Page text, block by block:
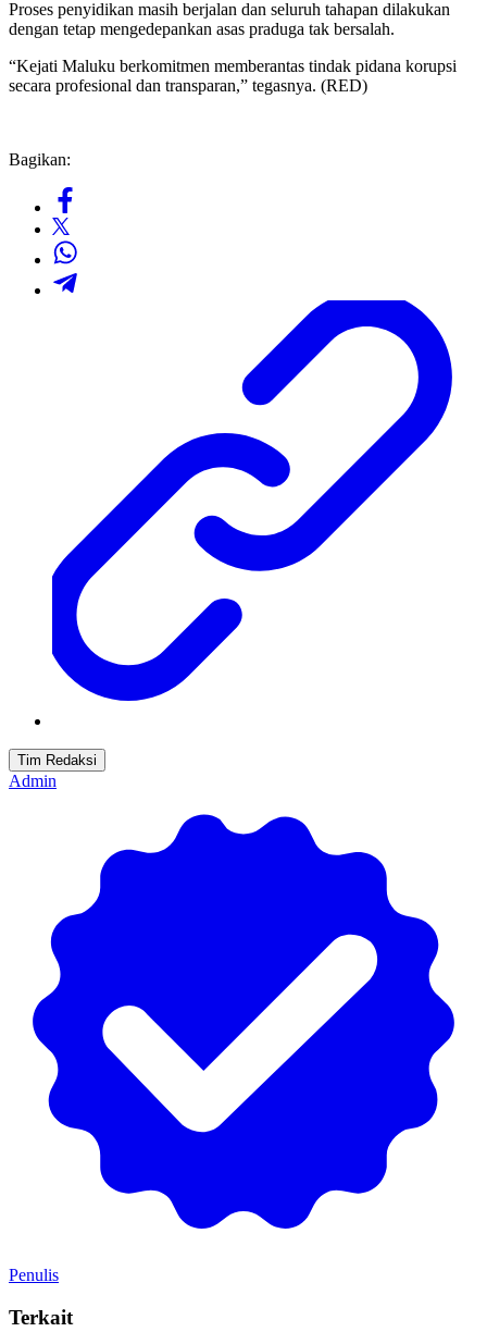
Proses penyidikan masih berjalan dan seluruh tahapan dilakukan
dengan tetap mengedepankan asas praduga tak bersalah.
“Kejati Maluku berkomitmen memberantas tindak pidana korupsi
secara profesional dan transparan,” tegasnya. (RED)
Bagikan:
Tim Redaksi
Admin
Penulis
Terkait